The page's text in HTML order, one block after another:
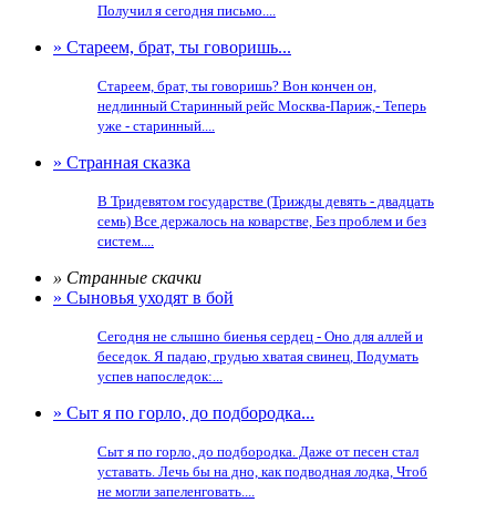
Получил я сегодня письмо....
» Стареем, брат, ты говоришь...
Стареем, брат, ты говоришь? Вон кончен он,
недлинный Старинный рейс Москва-Париж,- Теперь
уже - старинный....
» Странная сказка
В Тридевятом государстве (Трижды девять - двадцать
семь) Все держалось на коварстве, Без проблем и без
систем....
» Странные скачки
» Сыновья уходят в бой
Сегодня не слышно биенья сердец - Оно для аллей и
беседок. Я падаю, грудью хватая свинец, Подумать
успев напоследок:...
» Сыт я по горло, до подбородка...
Сыт я по горло, до подбородка. Даже от песен стал
уставать. Лечь бы на дно, как подводная лодка, Чтоб
не могли запеленговать....